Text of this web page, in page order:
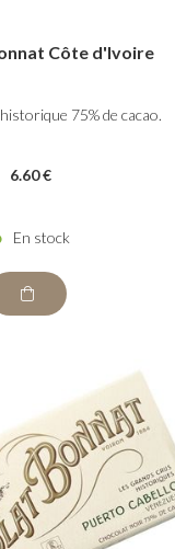
Côte d'Ivoire
75% de cacao.
6.60€
En stock